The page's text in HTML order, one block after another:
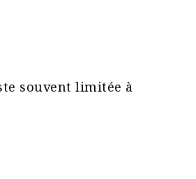
souvent limitée à